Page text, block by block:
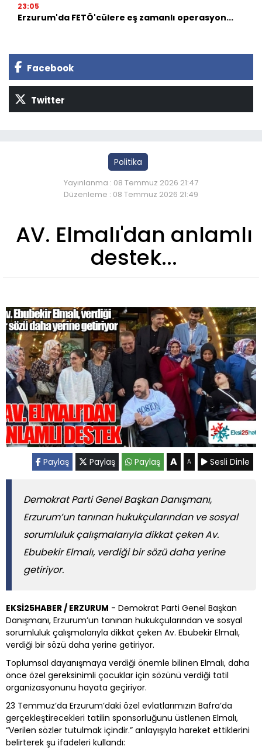
23:05
Erzurum'da FETÖ'cülere eş zamanlı operasyon...
Facebook
Twitter
Politika
Yayınlanma : 08 Temmuz 2026 21:47
Düzenleme : 08 Temmuz 2026 21:49
AV. Elmalı'dan anlamlı
destek...
Paylaş Paylaş Paylaş A A Sesli Dinle
Demokrat Parti Genel Başkan Danışmanı,
Erzurum’un tanınan hukukçularından ve sosyal
sorumluluk çalışmalarıyla dikkat çeken Av.
Ebubekir Elmalı, verdiği bir sözü daha yerine
getiriyor.
EKSİ25HABER / ERZURUM - Demokrat Parti Genel Başkan
Danışmanı, Erzurum’un tanınan hukukçularından ve sosyal
sorumluluk çalışmalarıyla dikkat çeken Av. Ebubekir Elmalı,
verdiği bir sözü daha yerine getiriyor.
Toplumsal dayanışmaya verdiği önemle bilinen Elmalı, daha
önce özel gereksinimli çocuklar için sözünü verdiği tatil
organizasyonunu hayata geçiriyor.
23 Temmuz’da Erzurum’daki özel evlatlarımızın Bafra’da
gerçekleştirecekleri tatilin sponsorluğunu üstlenen Elmalı,
“Verilen sözler tutulmak içindir.” anlayışıyla hareket ettiklerini
belirterek şu ifadeleri kullandı: